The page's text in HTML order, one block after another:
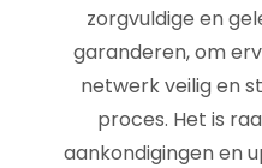
zorgvuldige en
garanderen, om
netwerk veilig en
proces. Het is
aankondigingen en